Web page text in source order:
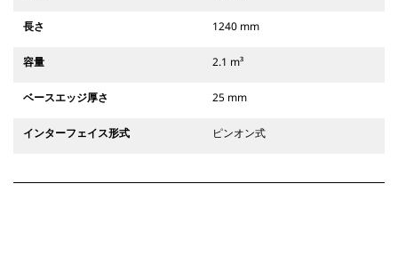
長さ 1240 mm
容量 2.1 m³
ベースエッジ厚さ 25 mm
インターフェイス形式 ピンオン式